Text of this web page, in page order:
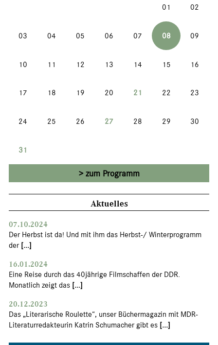
01 02
03 04 05 06 07 08 09
10 11 12 13 14 15 16
17 18 19 20 21 22 23
24 25 26 27 28 29 30
31
zum Programm
Aktuelles
07.10.2024
Der Herbst ist da! Und mit ihm das Herbst-/ Winterprogramm
der [...]
16.01.2024
Eine Reise durch das 40jährige Filmschaffen der DDR.
Monatlich zeigt das [...]
20.12.2023
Das „Literarische Roulette“, unser Büchermagazin mit MDR-
Literaturredakteurin Katrin Schumacher gibt es [...]